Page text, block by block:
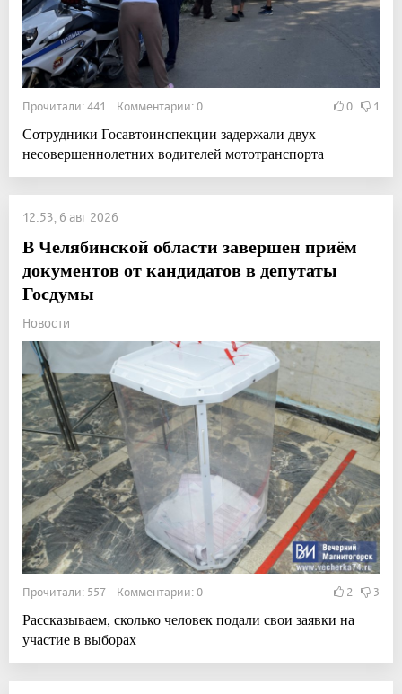
Прочитали: 441 Комментарии: 0 0 1
Сотрудники Госавтоинспекции задержали двух
несовершеннолетних водителей мототранспорта
12:53, 6 авг 2026
В Челябинской области завершен приём
документов от кандидатов в депутаты
Госдумы
Новости
Прочитали: 557 Комментарии: 0 2 3
Рассказываем, сколько человек подали свои заявки на
участие в выборах